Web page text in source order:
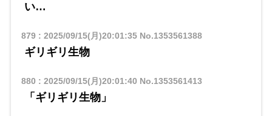
い…
879: 2025/09/15(月)20:01:35No.1353561388
ギリギリ生物
880 : 2025/09/15(月)20:01:40 No.1353561413
「ギリギリ生物」